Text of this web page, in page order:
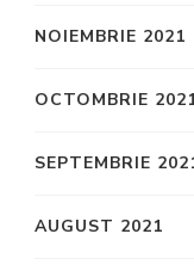
NOIEMBRIE 2021
OCTOMBRIE
SEPTEMBRIE
AUGUST 2021